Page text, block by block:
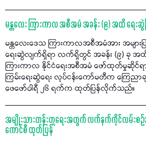
မန္တလေး ကြားကာလ အစီအမံ အခန်း (၉) အထိ ရေးဆွဲပ
မန္တလေးဒေသ ကြားကာလအစီအမံအား အမျာ
ရေးဆွဲလျက်ရှိရာ လက်ရှိတွင် အခန်း (၉) ခု အထိ ရ
ကြားကာလ နိုင်ငံရေးအစီအမံ ဖော်ထုတ်မှုဆိုင်
ကြမ်းရေးဆွဲရေး လုပ်ငန်းကော်မတီက ကြေညာ
ဖေဖော်ဝါရီ ၂၆ ရက်က ထုတ်ပြန်လိုက်သည်။
အမျိုးသားတန်းတူရေးအတွက် လက်နက်ကိုင်လမ်းစ
ကောင်စီ ထုတ်ပြန်